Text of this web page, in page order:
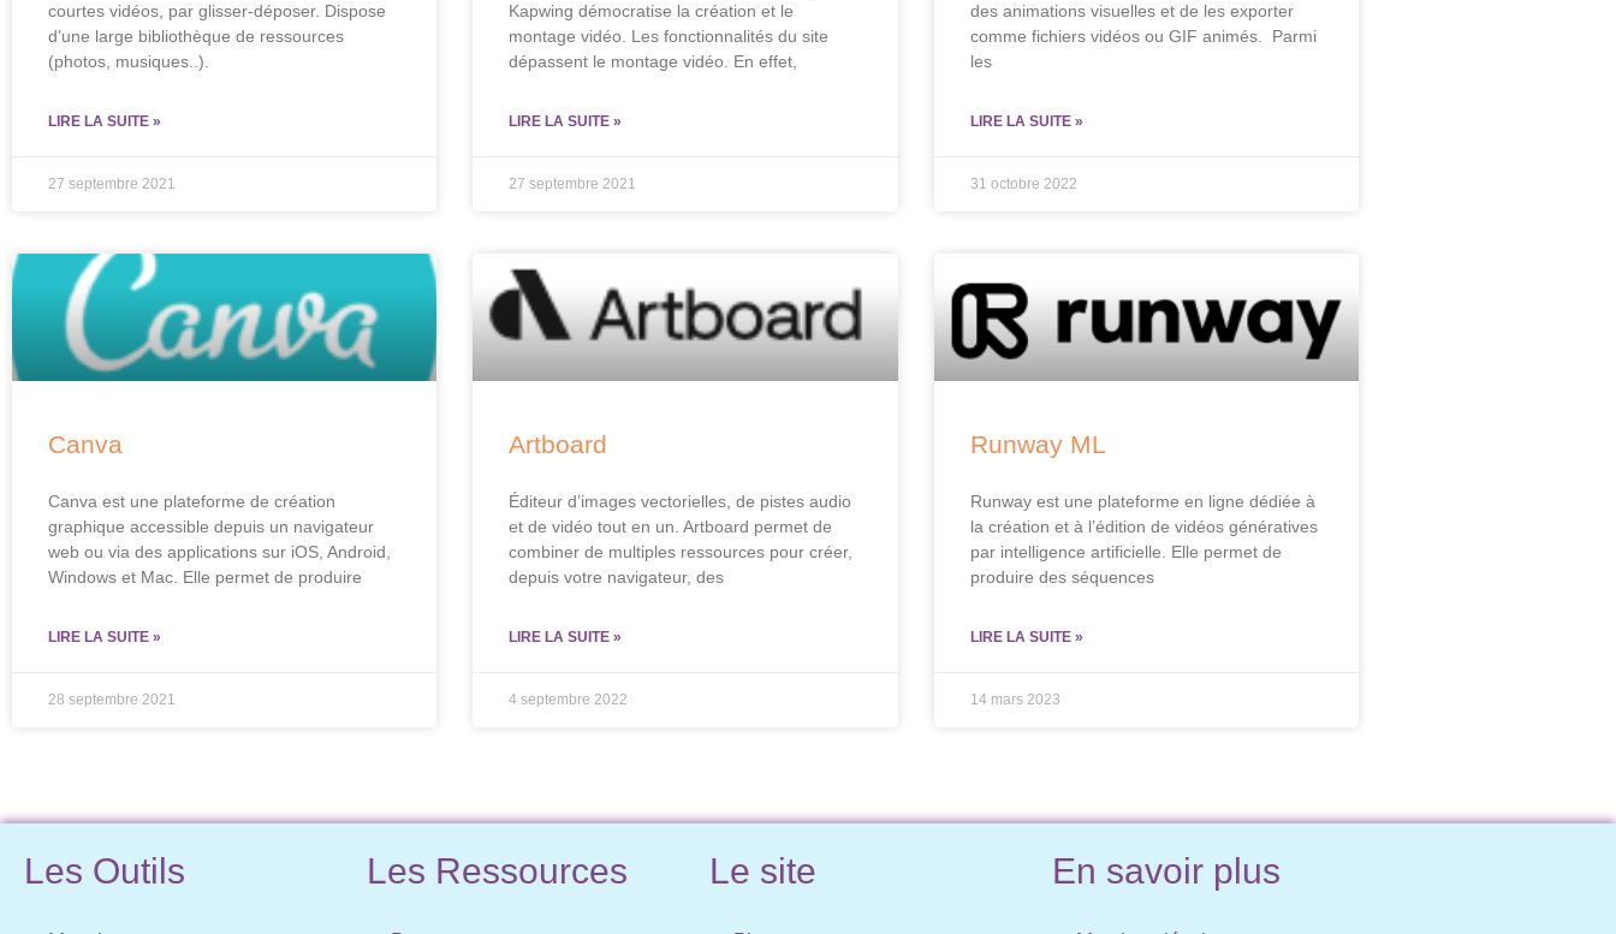
courtes vidéos, par glisser-déposer. Dispose
d’une large bibliothèque de ressources
(photos, musiques..).
LIRE LA SUITE »
27 septembre 2021
Kapwing démocratise la création et le
montage vidéo. Les fonctionnalités du site
dépassent le montage vidéo. En effet,
LIRE LA SUITE »
27 septembre 2021
des animations visuelles et de les exporter
comme fichiers vidéos ou GIF animés. Parmi
les
LIRE LA SUITE »
31 octobre 2022
Canva
Canva est une plateforme de création
graphique accessible depuis un navigateur
web ou via des applications sur iOS, Android,
Windows et Mac. Elle permet de produire
LIRE LA SUITE »
28 septembre 2021
Artboard
Éditeur d’images vectorielles, de pistes audio
et de vidéo tout en un. Artboard permet de
combiner de multiples ressources pour créer,
depuis votre navigateur, des
LIRE LA SUITE »
4 septembre 2022
Runway ML
Runway est une plateforme en ligne dédiée à
la création et à l’édition de vidéos génératives
par intelligence artificielle. Elle permet de
produire des séquences
LIRE LA SUITE »
14 mars 2023
Les Outils Les Ressources Le site En savoir plus